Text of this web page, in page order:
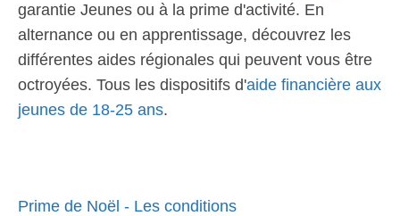
garantie Jeunes ou à la prime d'activité. En
alternance ou en apprentissage, découvrez les
différentes aides régionales qui peuvent vous être
octroyées. Tous les dispositifs d'aide financière aux
jeunes de 18-25 ans.
Prime de Noël - Les conditions